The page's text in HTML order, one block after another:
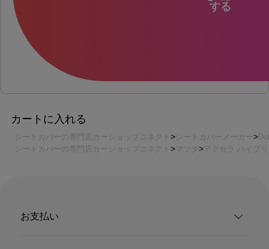
する
カートに入れる
シートカバーの専門店カーショップコネクト シートカバーメーカー
シートカバーの専門店カーショップコネクト
マツダ アクセラ ハイブ
お支払い